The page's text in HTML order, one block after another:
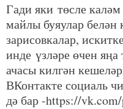
Гади яки төсле
майлы буяулар белән
зарисовкалар,
инде үзләре өчен
ачасы килгән
ВКонтакте социаль
дә бар -https://